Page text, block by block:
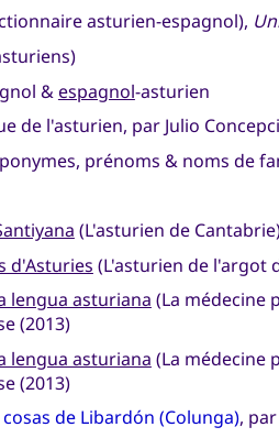
asturien-espagnol),
&espagnol-asturien
de l'asturien, par Julio
prénoms & noms de
(L'asturien de
d'Asturies (L'asturien de l'argot
lengua asturiana (La médecine
(2013)
lengua asturiana (La médecine
(2013)
de Libardón (Colunga),